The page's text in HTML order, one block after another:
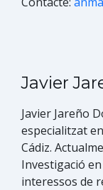
Javier
Javier Jareño
especialitzat
Cádiz.
Investigació en
interessos de